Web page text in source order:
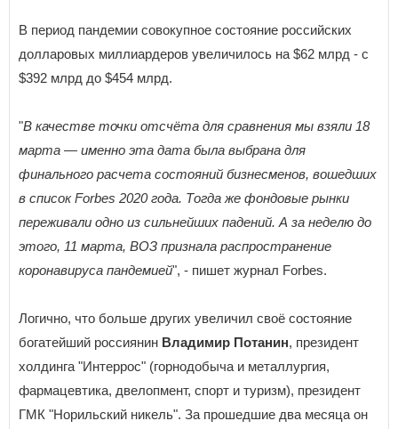
В период пандемии совокупное состояние российских
долларовых миллиардеров увеличилось на $62 млрд - с
$392 млрд до $454 млрд.
"В качестве точки отсчёта для сравнения мы взяли 18
марта — именно эта дата была выбрана для
финального расчета состояний бизнесменов, вошедших
в список Forbes 2020 года. Тогда же фондовые рынки
переживали одно из сильнейших падений. А за неделю до
этого, 11 марта, ВОЗ признала распространение
коронавируса пандемией", - пишет журнал Forbes.
Логично, что больше других увеличил своё состояние
богатейший россиянин Владимир Потанин, президент
холдинга "Интеррос" (горнодобыча и металлургия,
фармацевтика, двелопмент, спорт и туризм), президент
ГМК "Норильский никель". За прошедшие два месяца он